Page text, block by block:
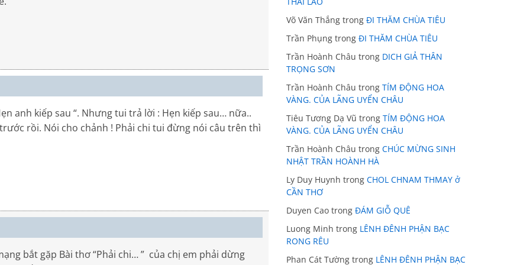
anh kiếp sau “. Nhưng tui trả lời : Hẹn kiếp sau… nữa..
rồi. Nói cho chảnh ! Phải chi tui đừng nói câu trên thì
bắt gặp Bài thơ “Phải chi… ” của chị em phải dừng
Võ Văn Thắng trong ĐI THĂM CHÙA TIÊU
Trần Phụng trong ĐI THĂM CHÙA TIÊU
Trần Hoành Châu trong DICH GIẢ THÂN
TRỌNG SƠN
Trần Hoành Châu trong TÍM ĐỘNG HOA
VÀNG. CỦA LÃNG UYỂN CHÂU
Tiêu Tương Dạ Vũ trong TÍM ĐỘNG HOA
VÀNG. CỦA LÃNG UYỂN CHÂU
Trần Hoành Châu trong CHÚC MỪNG SINH
NHẬT TRẦN HOÀNH HÀ
Ly Duy Huynh trong CHOL CHNAM THMAY ở
CẦN THƠ
Duyen Cao trong ĐÁM GIỖ QUÊ
Luong Minh trong LÊNH ĐÊNH PHẬN BẠC
RONG RÊU
Phan Cát Tường trong LÊNH ĐÊNH PHẬN BẠC